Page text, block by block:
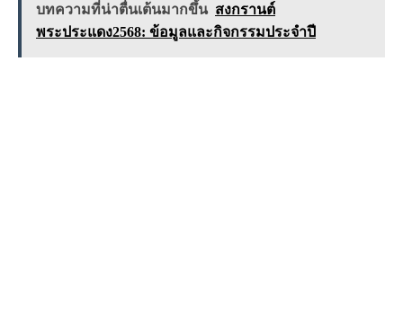
บทความที่น่าตื่นเต้นมากขึ้น สงกรานต์
พระประแดง2568: ข้อมูลและกิจกรรมประจำปี